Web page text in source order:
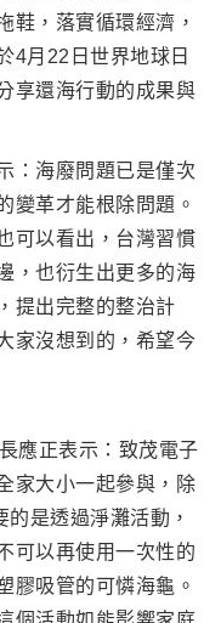
鞋，落實循環經濟，
4月22日世界地球日
享還海行動的成果與
：海廢問題已是僅次
變革才能根除問題。
可以看出，台灣習慣
，也衍生出更多的海
提出完整的整治計
家沒想到的，希望今
應正表示：致茂電子
家大小一起參與，除
是透過淨灘活動，
可以再使用一次性的
膠吸管的可憐海龜。